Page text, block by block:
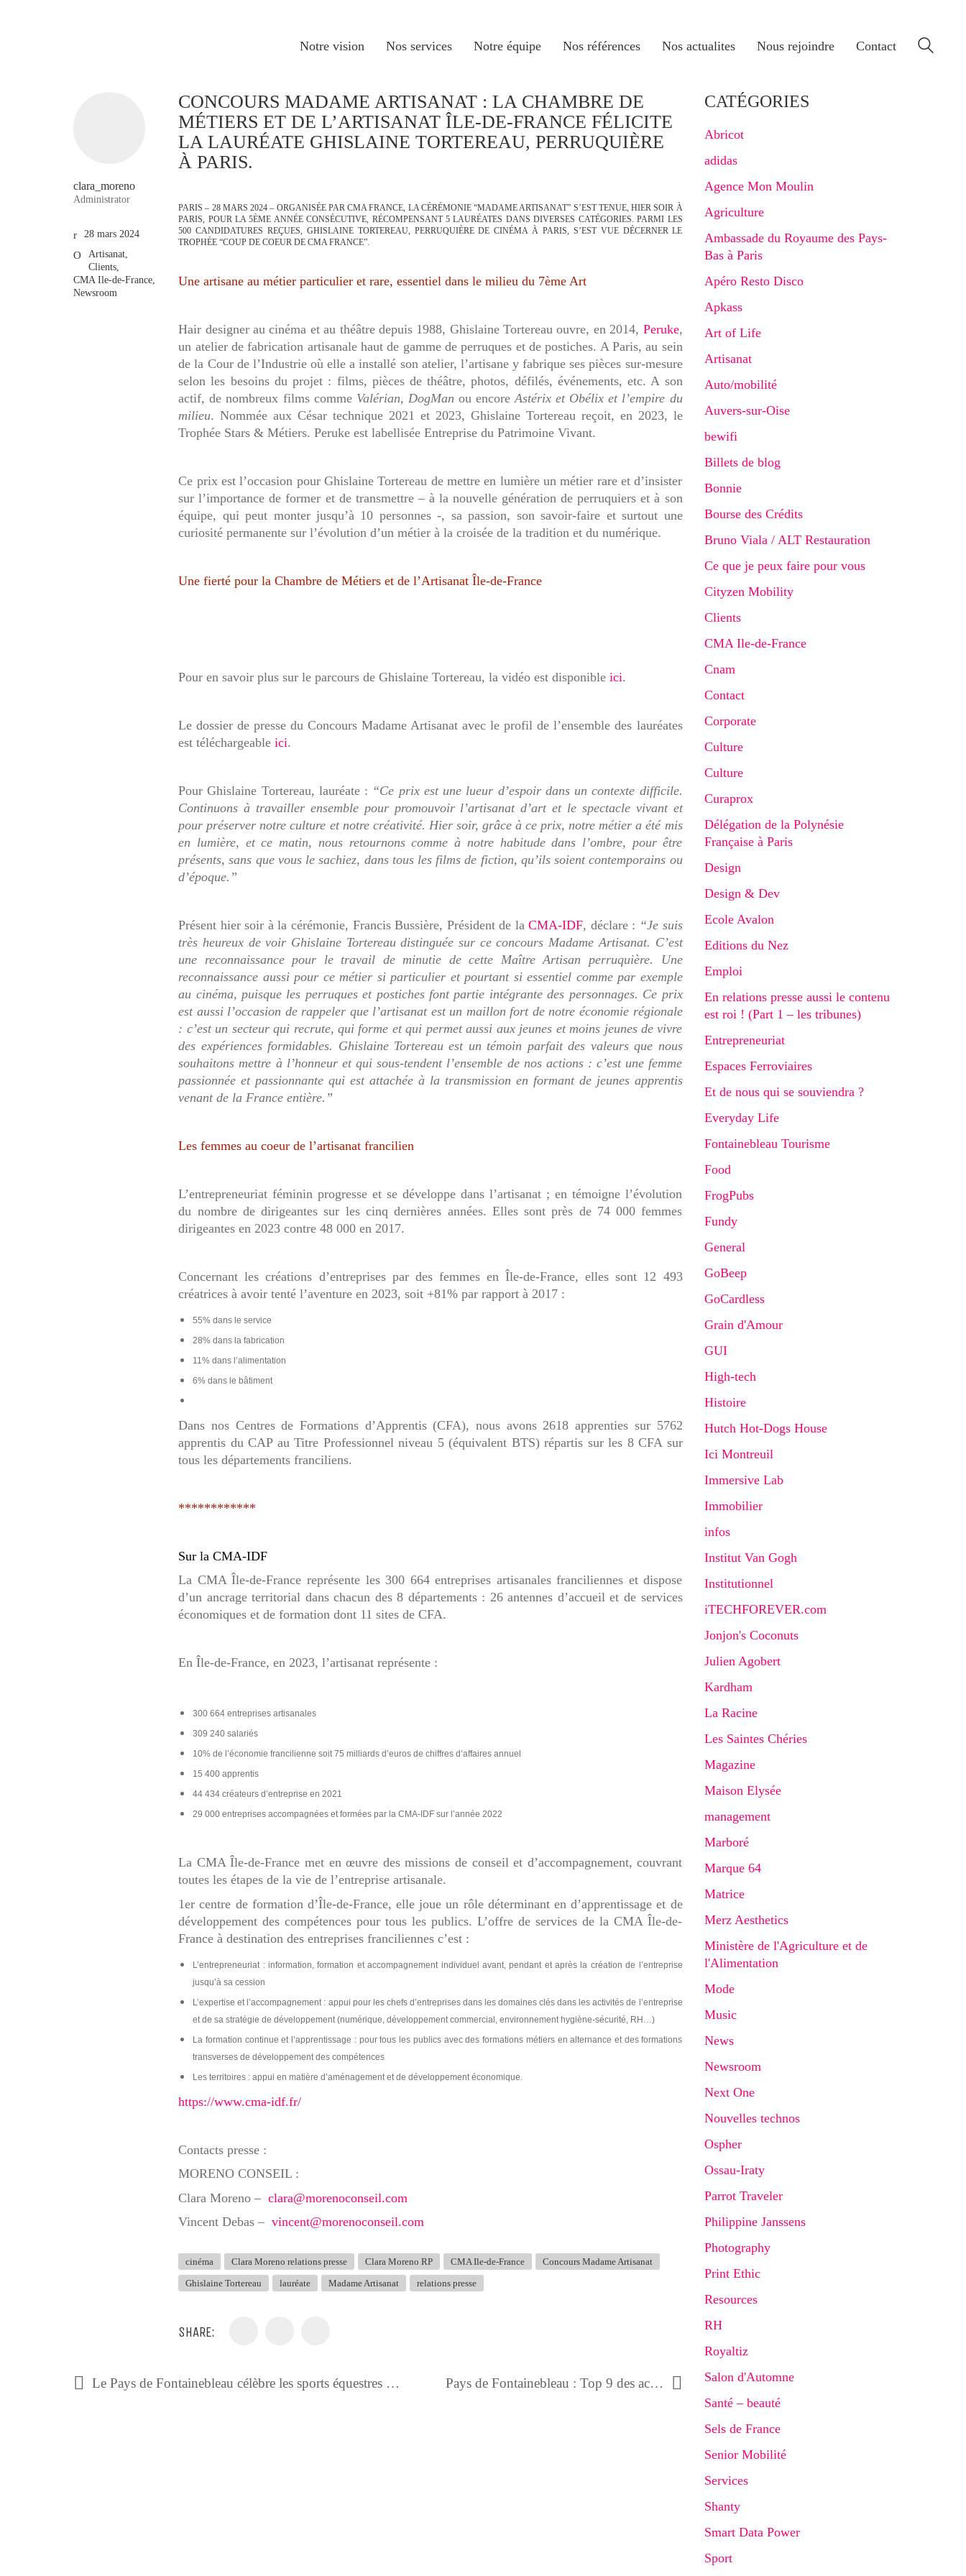
Notre vision Nos services Notre équipe Nos références Nos actualites Nous rejoindre Contact
CONCOURS MADAME ARTISANAT : LA CHAMBRE DE
MÉTIERS ET DE L’ARTISANAT ÎLE-DE-FRANCE FÉLICITE
LA LAURÉATE GHISLAINE TORTEREAU, PERRUQUIÈRE
À PARIS.
PARIS – 28 MARS 2024 – ORGANISÉE PAR CMA FRANCE, LA CÉRÉMONIE “MADAME ARTISANAT” S’EST TENUE, HIER SOIR À
PARIS, POUR LA 5ÈME ANNÉE CONSÉCUTIVE, RÉCOMPENSANT 5 LAURÉATES DANS DIVERSES CATÉGORIES. PARMI LES
500 CANDIDATURES REÇUES, GHISLAINE TORTEREAU, PERRUQUIÈRE DE CINÉMA À PARIS, S’EST VUE DÉCERNER LE
TROPHÉE “COUP DE COEUR DE CMA FRANCE”.
Une artisane au métier particulier et rare, essentiel dans le milieu du 7ème Art
Hair designer au cinéma et au théâtre depuis 1988, Ghislaine Tortereau ouvre, en 2014, Peruke,
un atelier de fabrication artisanale haut de gamme de perruques et de postiches. A Paris, au sein
de la Cour de l’Industrie où elle a installé son atelier, l’artisane y fabrique ses pièces sur-mesure
selon les besoins du projet : films, pièces de théâtre, photos, défilés, événements, etc. A son
actif, de nombreux films comme Valérian, DogMan ou encoreAstérix et Obélix et l’empire du
milieu. Nommée aux César technique 2021 et 2023, Ghislaine Tortereau reçoit, en 2023, le
Trophée Stars & Métiers. Peruke est labellisée Entreprise du Patrimoine Vivant.
Ce prix est l’occasion pour Ghislaine Tortereau de mettre en lumière un métier rare et d’insister
sur l’importance de former et de transmettre – à la nouvelle génération de perruquiers et à son
équipe, qui peut monter jusqu’à 10 personnes -, sa passion, son savoir-faire et surtout une
curiosité permanente sur l’évolution d’un métier à la croisée de la tradition et du numérique.
Une fierté pour la Chambre de Métiers et de l’Artisanat Île-de-France
Pour en savoir plus sur leparcours de Ghislaine Tortereau, la vidéo est disponibleici.
Le dossier de presse du Concours Madame Artisanat avec le profil de l’ensemble des lauréates
est téléchargeableici.
Pour Ghislaine Tortereau, lauréate: “Ce prix est une lueur d’espoir dans un contexte difficile.
Continuons à travailler ensemble pour promouvoir l’artisanat d’art et le spectacle vivant et
pour préserver notre culture et notre créativité. Hier soir, grâce à ce prix, notre métier a été mis
en lumière, et ce matin, nous retournons comme à notre habitude dans l’ombre, pour être
présents, sans que vous le sachiez, dans tous les films de fiction, qu’ils soient contemporains ou
d’époque.”
Présent hier soir à la cérémonie, Francis Bussière, Président de laCMA-IDF, déclare : “Je suis
très heureux de voir Ghislaine Tortereau distinguée sur ce concours Madame Artisanat. C’est
une reconnaissance pour le travail de minutie de cette Maître Artisan perruquière. Une
reconnaissance aussi pour ce métier si particulier et pourtant si essentiel comme par exemple
au cinéma, puisque les perruques et postiches font partie intégrante des personnages. Ce prix
est aussi l’occasion de rappeler que l’artisanat est un maillon fort de notre économie régionale
: c’est un secteur qui recrute, qui forme et qui permet aussi aux jeunes et moins jeunes de vivre
des expériences formidables. Ghislaine Tortereau est un témoin parfait des valeurs que nous
souhaitons mettre à l’honneur et qui sous-tendent l’ensemble de nos actions : c’est une femme
passionnée et passionnante qui est attachée à la transmission en formant de jeunes apprentis
venant de la France entière.”
Les femmes au coeur de l’artisanat francilien
L’entrepreneuriat féminin progresse et se développe dans l’artisanat ; en témoigne l’évolution
du nombre de dirigeantes sur les cinq dernières années. Elles sont près de 74 000 femmes
dirigeantes en 2023 contre 48 000 en 2017.
Concernant les créations d’entreprises par des femmes en Île-de-France, elles sont 12 493
créatrices à avoir tenté l’aventure en 2023, soit +81% par rapport à 2017 :
55% dans le service
28% dans la fabrication
11% dans l’alimentation
6% dans le bâtiment
Dans nos Centres de Formations d’Apprentis (CFA), nous avons 2618 apprenties sur 5762
apprentis du CAP au Titre Professionnel niveau 5 (équivalent BTS) répartis sur les 8 CFA sur
tous les départements franciliens.
************
Sur la CMA-IDF
La CMA Île-de-France représente les 300 664 entreprises artisanales franciliennes et dispose
d’un ancrage territorial dans chacun des 8 départements : 26 antennes d’accueil et de services
économiques et de formation dont 11 sites de CFA.
En Île-de-France, en 2023, l’artisanat représente :
300 664 entreprises artisanales
309 240 salariés
10% de l’économie francilienne soit 75 milliards d’euros de chiffres d’affaires annuel
15 400 apprentis
44 434 créateurs d’entreprise en 2021
29 000 entreprises accompagnées et formées par la CMA-IDF sur l’année 2022
La CMA Île-de-France met en œuvre des missions de conseil et d’accompagnement, couvrant
toutes les étapes de la vie de l’entreprise artisanale.
1er centre de formation d’Île-de-France, elle joue un rôle déterminant en d’apprentissage et de
développement des compétences pour tous les publics. L’offre de services de la CMA Île-de-
France à destination des entreprises franciliennes c’est :
L’entrepreneuriat : information, formation et accompagnement individuel avant, pendant et après la création de l’entreprise
jusqu’à sa cession
L’expertise et l’accompagnement : appui pour les chefs d’entreprises dans les domaines clés dans les activités de l’entreprise
et de sa stratégie de développement (numérique, développement commercial, environnement hygiène-sécurité, RH…)
La formation continue et l’apprentissage : pour tous les publics avec des formations métiers en alternance et des formations
transverses de développement des compétences
Les territoires : appui en matière d’aménagement et de développement économique.
https://www.cma-idf.fr/
Contacts presse :
MORENO CONSEIL :
Clara Moreno –clara@morenoconseil.com
Vincent Debas –vincent@morenoconseil.com
cinéma Clara Moreno relations presse Clara Moreno RP CMA Ile-de-France
Concours Madame Artisanat
Ghislaine Tortereau
lauréate Madame Artisanat relations presse
SHARE:
clara_moreno
Administrator
28 mars 2024
Artisanat,
Clients,
CMA Ile-de-France,
Newsroom
Le Pays de Fontainebleau célèbre les sports équestres et la passion cheval en cette année de Jeux Olympiques et Paralympiques Pays de Fontainebleau : Top 9 des activités rayons de soleil pour les vacances de printemps
CATÉGORIES
Abricot
adidas
Agence Mon Moulin
Agriculture
Ambassade du Royaume des Pays-
Bas à Paris
Apéro Resto Disco
Apkass
Art of Life
Artisanat
Auto/mobilité
Auvers-sur-Oise
bewifi
Billets de blog
Bonnie
Bourse des Crédits
Bruno Viala / ALT Restauration
Ce que je peux faire pour vous
Cityzen Mobility
Clients
CMA Ile-de-France
Cnam
Contact
Corporate
Culture
Culture
Curaprox
Délégation de la Polynésie
Française à Paris
Design
Design & Dev
Ecole Avalon
Editions du Nez
Emploi
En relations presse aussi le contenu
est roi ! (Part 1 – les tribunes)
Entrepreneuriat
Espaces Ferroviaires
Et de nous qui se souviendra ?
Everyday Life
Fontainebleau Tourisme
Food
FrogPubs
Fundy
General
GoBeep
GoCardless
Grain d'Amour
GUI
High-tech
Histoire
Hutch Hot-Dogs House
Ici Montreuil
Immersive Lab
Immobilier
infos
Institut Van Gogh
Institutionnel
iTECHFOREVER.com
Jonjon's Coconuts
Julien Agobert
Kardham
La Racine
Les Saintes Chéries
Magazine
Maison Elysée
management
Marboré
Marque 64
Matrice
Merz Aesthetics
Ministère de l'Agriculture et de
l'Alimentation
Mode
Music
News
Newsroom
Next One
Nouvelles technos
Ospher
Ossau-Iraty
Parrot Traveler
Philippine Janssens
Photography
Print Ethic
Resources
RH
Royaltiz
Salon d'Automne
Santé – beauté
Sels de France
Senior Mobilité
Services
Shanty
Smart Data Power
Sport